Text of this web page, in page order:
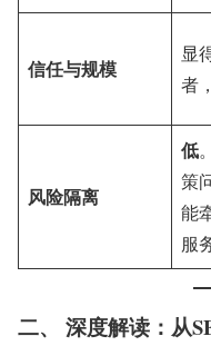
信任与规模
显
者
风险隔离
低
策
能
服
二、 深度解读：从